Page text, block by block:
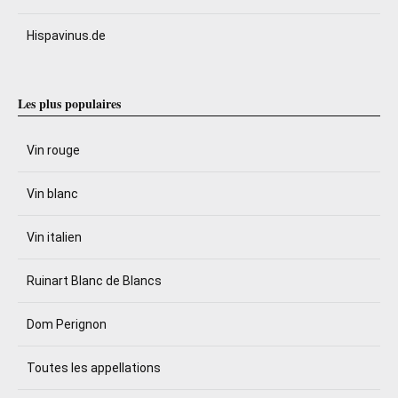
Hispavinus.de
Les plus populaires
Vin rouge
Vin blanc
Vin italien
Ruinart Blanc de Blancs
Dom Perignon
Toutes les appellations